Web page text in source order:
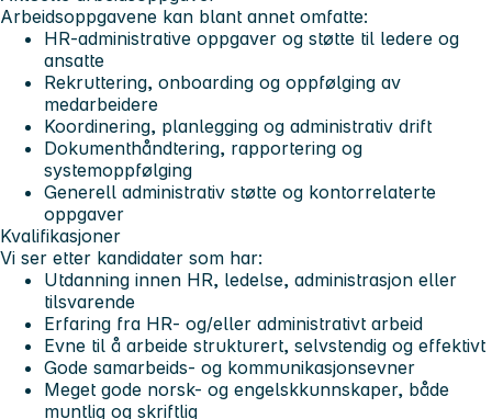
Arbeidsoppgavene kan blant annet omfatte:
HR-administrative oppgaver og støtte til ledere og
ansatte
Rekruttering, onboarding og oppfølging av
medarbeidere
Koordinering, planlegging og administrativ drift
Dokumenthåndtering, rapportering og
systemoppfølging
Generell administrativ støtte og kontorrelaterte
oppgaver
Kvalifikasjoner
Vi ser etter kandidater som har:
Utdanning innen HR, ledelse, administrasjon eller
tilsvarende
Erfaring fra HR- og/eller administrativt arbeid
Evne til å arbeide strukturert, selvstendig og effektivt
Gode samarbeids- og kommunikasjonsevner
Meget gode norsk- og engelskkunnskaper, både
muntlig og skriftlig